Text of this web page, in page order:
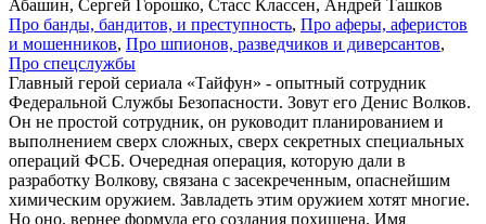
Абашин, Сергей Горошко, Стасс Классен, Андрей Ташков
Про бан­ды, бан­ди­тов, и пре­ступ­ность, Про афе­ры, афе­ри­стов
и мо­шен­ни­ков, Про шпио­нов, раз­вед­чи­ков и ди­вер­сан­тов,
Про спец­служ­бы
Главный герой сериала «Тайфун» - опытный сотрудник
Федеральной Службы Безопасности. Зовут его Денис Волков.
Он не простой сотрудник, он руководит планированием и
выполнением сверх сложных, сверх секретных специальных
операций ФСБ. Очередная операция, которую дали в
разработку Волкову, связана с засекреченным, опаснейшим
химическим оружием. Завладеть этим оружием хотят многие.
Но оно, вернее формула его создания похищена. Имя